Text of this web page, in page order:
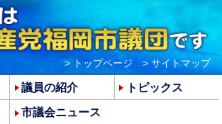
議員の紹介 トピックス
市議会ニュース
> トップページ > サイトマップ